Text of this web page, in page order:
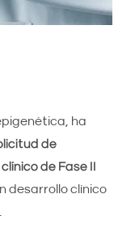
ha
de
de Fase II
desarrollo clínico